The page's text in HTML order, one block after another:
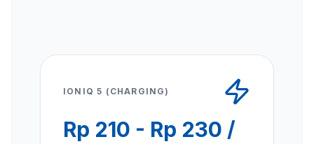
IONIQ 5 (CHARGING)
Rp 210 - Rp 230 /